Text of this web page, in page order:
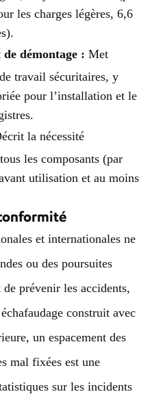
les charges légères, 6,6
démontage : Met
travail sécuritaires, y
pour l’installation et le
la nécessité
les composants (par
utilisation et au moins
et internationales ne
ou des poursuites
prévenir les accidents,
construit avec
un espacement des
mal fixées est une
sur les incidents